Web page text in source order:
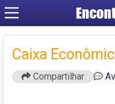
Caixa
Compartilhar